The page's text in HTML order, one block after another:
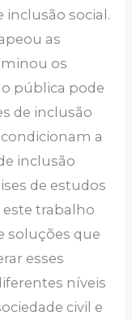
social.
as
os
pública pode
de inclusão
a
inclusão
de estudos
este trabalho
soluções que
esses
níveis
civil e